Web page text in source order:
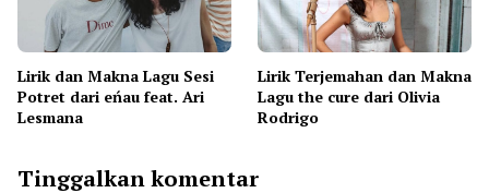
Lirik dan Makna Lagu Sesi
Potret dari eńau feat. Ari
Lesmana
Lirik Terjemahan dan Makna
Lagu the cure dari Olivia
Rodrigo
Tinggalkan komentar